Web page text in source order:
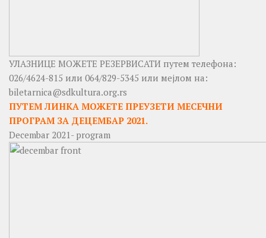
УЛАЗНИЦЕ МОЖЕТЕ РЕЗЕРВИСАТИ путем телефона:
026/4624-815 или 064/829-5345 или мејлом на:
biletarnica@sdkultura.org.rs
ПУТЕМ ЛИНКА МОЖЕТЕ ПРЕУЗЕТИ МЕСЕЧНИ
ПРОГРАМ ЗА ДЕЦЕМБАР 2021.
Decembar 2021- program